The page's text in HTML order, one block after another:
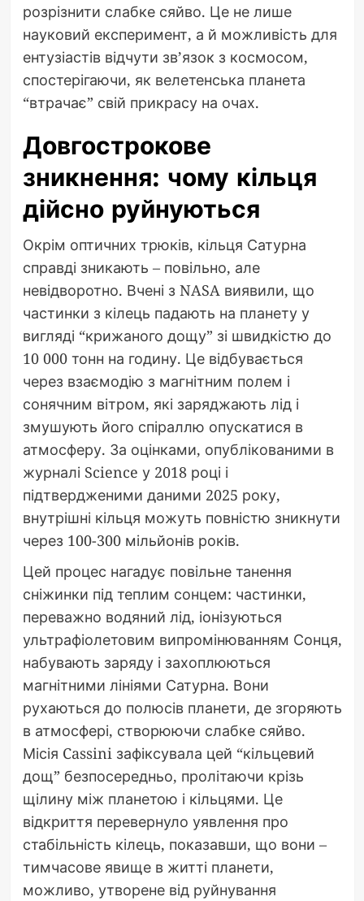
розрізнити слабке сяйво. Це не лише
науковий експеримент, а й можливість для
ентузіастів відчути зв’язок з космосом,
спостерігаючи, як велетенська планета
“втрачає” свій прикрасу на очах.
Довгострокове
зникнення: чому кільця
дійсно руйнуються
Окрім оптичних трюків, кільця Сатурна
справді зникають – повільно, але
невідворотно. Вчені з NASA виявили, що
частинки з кілець падають на планету у
вигляді “крижаного дощу” зі швидкістю до
10 000 тонн на годину. Це відбувається
через взаємодію з магнітним полем і
сонячним вітром, які заряджають лід і
змушують його спіраллю опускатися в
атмосферу. За оцінками, опублікованими в
журналі Science у 2018 році і
підтвердженими даними 2025 року,
внутрішні кільця можуть повністю зникнути
через 100-300 мільйонів років.
Цей процес нагадує повільне танення
сніжинки під теплим сонцем: частинки,
переважно водяний лід, іонізуються
ультрафіолетовим випромінюванням Сонця,
набувають заряду і захоплюються
магнітними лініями Сатурна. Вони
рухаються до полюсів планети, де згоряють
в атмосфері, створюючи слабке сяйво.
Місія Cassini зафіксувала цей “кільцевий
дощ” безпосередньо, пролітаючи крізь
щілину між планетою і кільцями. Це
відкриття перевернуло уявлення про
стабільність кілець, показавши, що вони –
тимчасове явище в житті планети,
можливо, утворене від руйнування